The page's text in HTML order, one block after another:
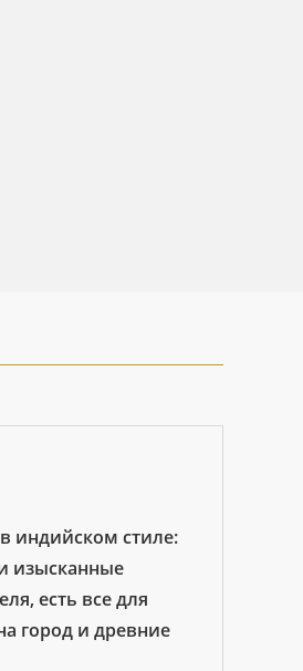
индийском стиле:
изысканные
есть все для
город и древние